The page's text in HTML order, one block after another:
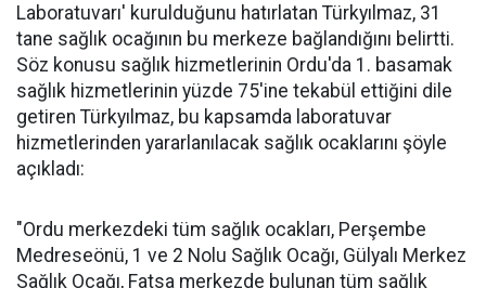
Laboratuvarı' kurulduğunu hatırlatan Türkyılmaz, 31
tane sağlık ocağının bu merkeze bağlandığını belirtti.
Söz konusu sağlık hizmetlerinin Ordu'da 1. basamak
sağlık hizmetlerinin yüzde 75'ine tekabül ettiğini dile
getiren Türkyılmaz, bu kapsamda laboratuvar
hizmetlerinden yararlanılacak sağlık ocaklarını şöyle
açıkladı:
"Ordu merkezdeki tüm sağlık ocakları, Perşembe
Medreseönü, 1 ve 2 Nolu Sağlık Ocağı, Gülyalı Merkez
Sağlık Ocağı, Fatsa merkezde bulunan tüm sağlık